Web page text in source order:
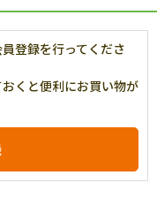
登録を行ってくださ
くと便利にお買い物が